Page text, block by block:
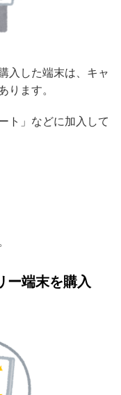
入した端末は、キャ
ります。
ト」などに加入して
端末を購入